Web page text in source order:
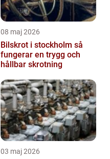
08 maj 2026
Bilskrot i stockholm så
fungerar en trygg och
hållbar skrotning
03 maj 2026